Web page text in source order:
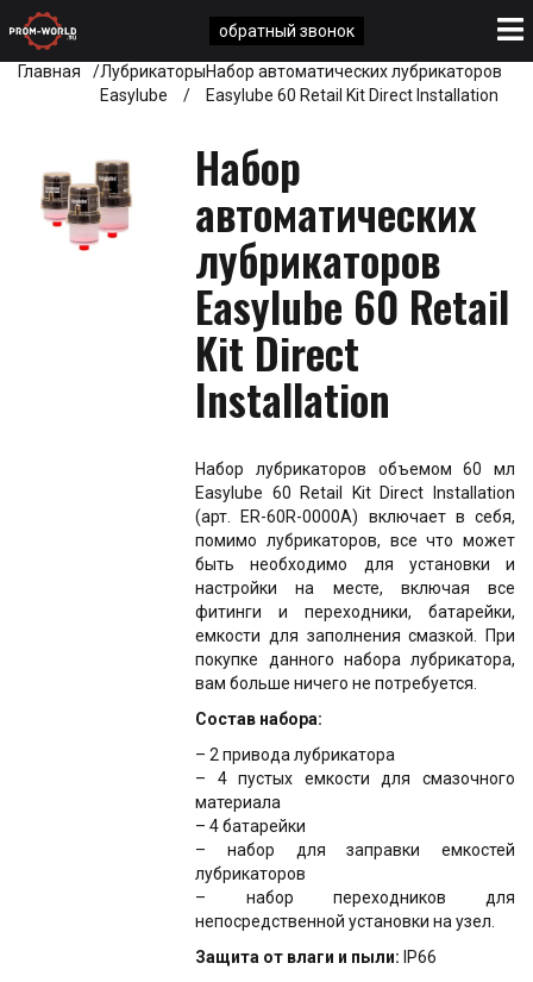
Главная
Лубрикаторы
Easylube
Набор автоматических лубрикаторов
Easylube 60 Retail Kit Direct Installation
Набор
автоматических
лубрикаторов
Easylube 60 Retail
Kit Direct
Installation
Набор лубрикаторов объемом 60 мл
Easylube 60 Retail Kit Direct Installation
(арт. ER-60R-0000A) включает в себя,
помимо лубрикаторов, все что может
быть необходимо для установки и
настройки на месте, включая все
фитинги и переходники, батарейки,
емкости для заполнения смазкой. При
покупке данного набора лубрикатора,
вам больше ничего не потребуется.
Состав набора:
– 2 привода лубрикатора
– 4 пустых емкости для смазочного
материала
– 4 батарейки
– набор для заправки емкостей
лубрикаторов
– набор переходников для
непосредственной установки на узел.
Защита от влаги и пыли: IP66
обратный звонок